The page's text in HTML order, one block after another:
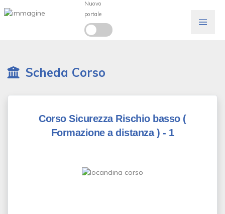
Scheda Corso
Corso Sicurezza Rischio basso (
Formazione a distanza ) - 1